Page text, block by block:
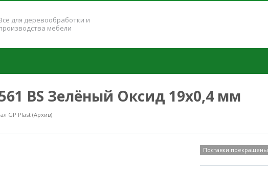
для деревообработки и
мебели
BS Зелёный Оксид 19x0,4 мм
GP Plast (Архив)
Поставки прекращены